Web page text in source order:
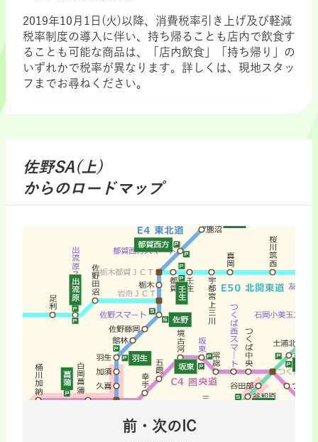
2019年10月1日(火)以降、消費税率引き上げ及び軽減
税率制度の導入に伴い、持ち帰ることも店内で飲食す
ることも可能な商品は、「店内飲食」「持ち帰り」の
いずれかで税率が異なります。詳しくは、現地スタッ
フまでお尋ねください。
佐野SA(上)
からのロードマップ
前・次のIC